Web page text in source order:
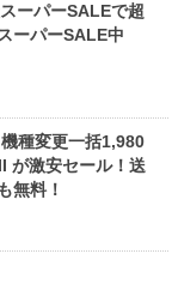
ーパーSALEで超
ーパーSALE中
機種変更一括1,980
が激安セール！送
無料！